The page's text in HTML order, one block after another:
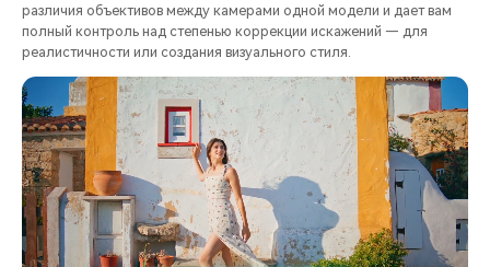
различия объективов между камерами одной модели и дает вам
полный контроль над степенью коррекции искажений — для
реалистичности или создания визуального стиля.